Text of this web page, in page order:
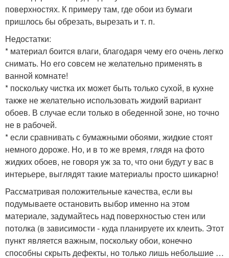
поверхностях. К примеру там, где обои из бумаги
пришлось бы обрезать, вырезать и т. п.
Недостатки:
* материал боится влаги, благодаря чему его очень легко
снимать. Но его совсем не желательно применять в
ванной комнате!
* поскольку чистка их может быть только сухой, в кухне
также не желательно использовать жидкий вариант
обоев. В случае если только в обеденной зоне, но точно
не в рабочей.
* если сравнивать с бумажными обоями, жидкие стоят
немного дороже. Но, и в то же время, глядя на фото
жидких обоев, не говоря уж за то, что они будут у вас в
интерьере, выглядят такие материалы просто шикарно!
Рассматривая положительные качества, если вы
подумываете остановить выбор именно на этом
материале, задумайтесь над поверхностью стен или
потолка (в зависимости - куда планируете их клеить. Этот
пункт является важным, поскольку обои, конечно
способны скрыть дефекты, но только лишь небольшие …